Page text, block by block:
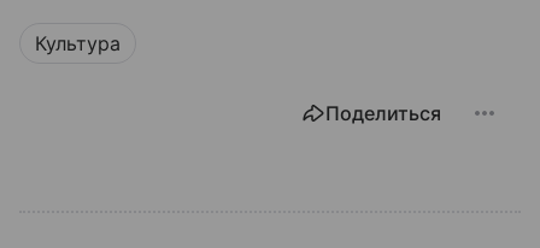
Культура
Поделиться